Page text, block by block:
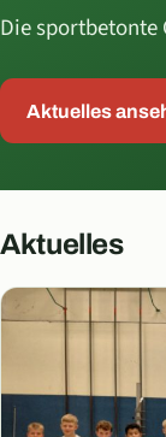
Die
Aktuelles
Aktuelles